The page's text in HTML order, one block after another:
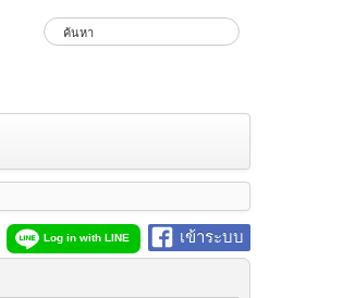
เข้าระบบ
Log in with LINE